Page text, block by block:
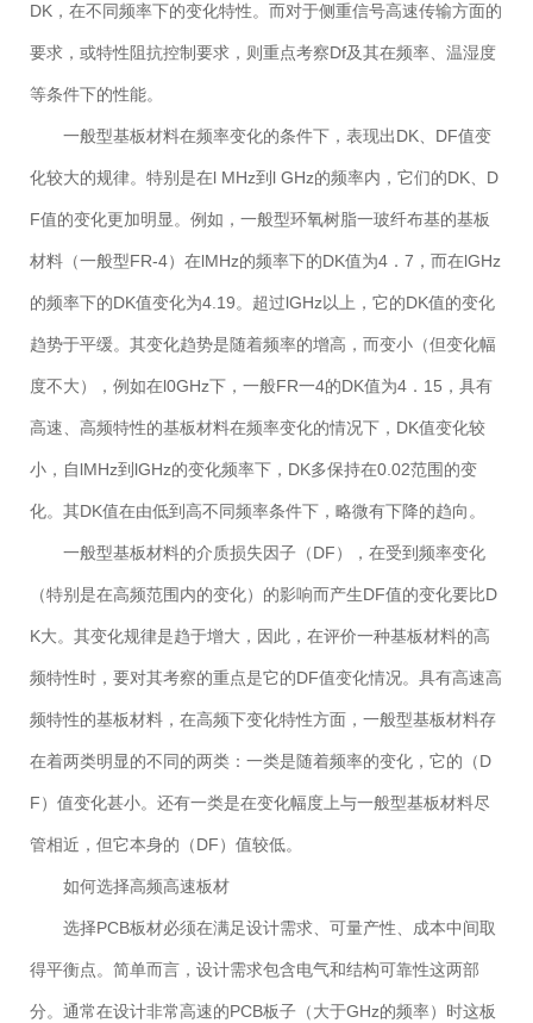
DK，在不同频率下的变化特性。而对于侧重信号高速传输方面的
要求，或特性阻抗控制要求，则重点考察Df及其在频率、温湿度
等条件下的性能。
一般型基板材料在频率变化的条件下，表现出DK、DF值变
化较大的规律。特别是在l MHz到l GHz的频率内，它们的DK、D
F值的变化更加明显。例如，一般型环氧树脂一玻纤布基的基板
材料（一般型FR-4）在lMHz的频率下的DK值为4．7，而在lGHz
的频率下的DK值变化为4.19。超过lGHz以上，它的DK值的变化
趋势于平缓。其变化趋势是随着频率的增高，而变小（但变化幅
度不大），例如在l0GHz下，一般FR一4的DK值为4．15，具有
高速、高频特性的基板材料在频率变化的情况下，DK值变化较
小，自lMHz到lGHz的变化频率下，DK多保持在0.02范围的变
化。其DK值在由低到高不同频率条件下，略微有下降的趋向。
一般型基板材料的介质损失因子（DF），在受到频率变化
（特别是在高频范围内的变化）的影响而产生DF值的变化要比D
K大。其变化规律是趋于增大，因此，在评价一种基板材料的高
频特性时，要对其考察的重点是它的DF值变化情况。具有高速高
频特性的基板材料，在高频下变化特性方面，一般型基板材料存
在着两类明显的不同的两类：一类是随着频率的变化，它的（D
F）值变化甚小。还有一类是在变化幅度上与一般型基板材料尽
管相近，但它本身的（DF）值较低。
如何选择高频高速板材
选择PCB板材必须在满足设计需求、可量产性、成本中间取
得平衡点。简单而言，设计需求包含电气和结构可靠性这两部
分。通常在设计非常高速的PCB板子（大于GHz的频率）时这板